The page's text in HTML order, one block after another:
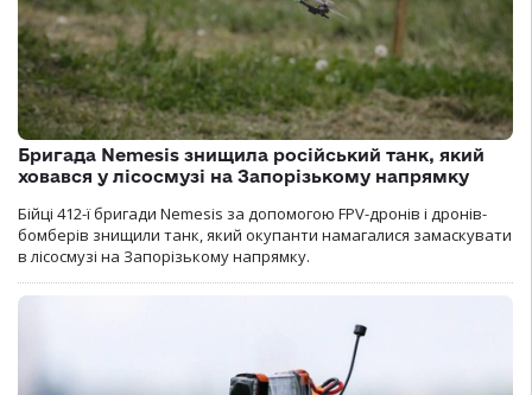
Бригада Nemesis знищила російський танк, який
ховався у лісосмузі на Запорізькому напрямку
Бійці 412-ї бригади Nemesis за допомогою FPV-дронів і дронів-
бомберів знищили танк, який окупанти намагалися замаскувати
в лісосмузі на Запорізькому напрямку.